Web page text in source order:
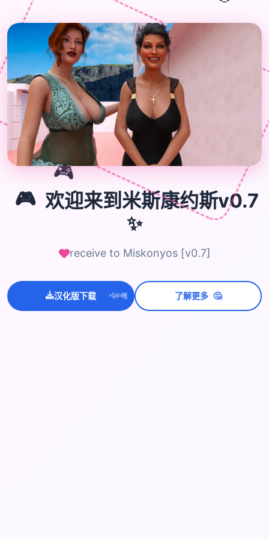
🎮
🎮 欢迎来到米斯康约斯v0.7
✨
receive to Miskonyos [v0.7]
汉化版下载 ✨
⭐
💫 了解更多 🤔